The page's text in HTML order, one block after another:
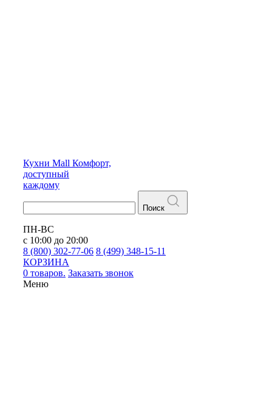
Кухни Mall Комфорт,
доступный
каждому
Поиск
ПН-ВС
с 10:00 до 20:00
8 (800) 302-77-06 8 (499) 348-15-11
КОРЗИНА
0 товаров. Заказать звонок
Меню